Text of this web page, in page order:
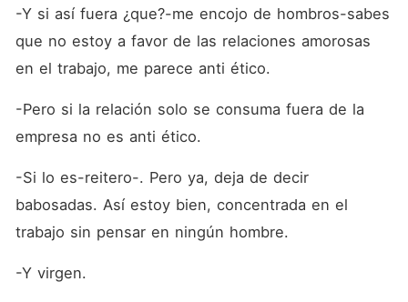
-Y si así fuera ¿que?-me encojo de hombros-sabes
que no estoy a favor de las relaciones amorosas
en el trabajo, me parece anti ético.
-Pero si la relación solo se consuma fuera de la
empresa no es anti ético.
-Si lo es-reitero-. Pero ya, deja de decir
babosadas. Así estoy bien, concentrada en el
trabajo sin pensar en ningún hombre.
-Y virgen.